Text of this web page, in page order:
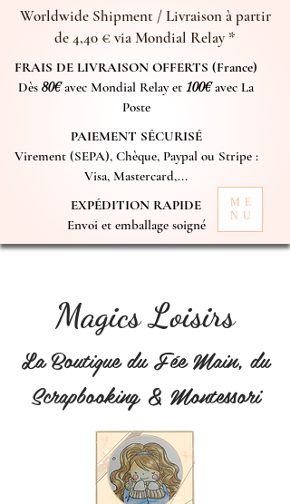
Worldwide Shipment / Livraison à partir
de 4,40 € via Mondial Relay *
FRAIS DE LIVRAISON OFFERTS (France)
Dès 80€avec Mondial Relay et 100€avec La
Poste
PAIEMENT SÉCURISÉ
Virement (SEPA), Chèque, Paypal ou Stripe :
Visa, Mastercard,...
EXPÉDITION RAPIDE
Envoi et emballage soigné
ME
NU
Magics Loisirs
La Boutique du Fée Main, du
Scrapbooking & Montessori